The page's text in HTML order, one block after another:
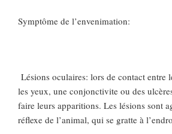
Symptôme de l’envenimation:
Lésions oculaires: lors de contact entre
les yeux, une conjonctivite ou des
faire leurs apparitions. Les lésions sont
réflexe de l’animal, qui se gratte à